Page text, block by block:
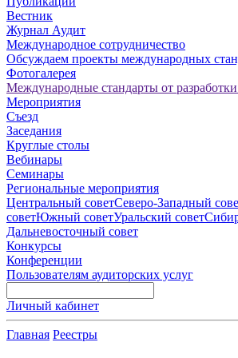
Вестник
Журнал Аудит
Международное сотрудничество
Обсуждаем проекты международных
Фотогалерея
Международные стандарты от
Мероприятия
Съезд
Заседания
Круглые столы
Вебинары
Семинары
Региональные мероприятия
Центральный советСеверо-Западный
советЮжный советУральский совет
Дальневосточный совет
Конкурсы
Конференции
Пользователям аудиторских услуг
Личный кабинет
Главная Реестры